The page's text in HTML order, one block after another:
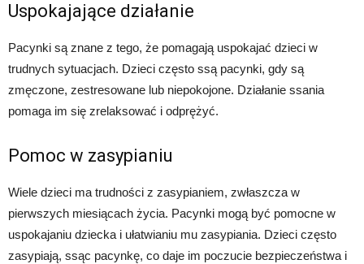
Uspokajające działanie
Pacynki są znane z tego, że pomagają uspokajać dzieci w
trudnych sytuacjach. Dzieci często ssą pacynki, gdy są
zmęczone, zestresowane lub niepokojone. Działanie ssania
pomaga im się zrelaksować i odprężyć.
Pomoc w zasypianiu
Wiele dzieci ma trudności z zasypianiem, zwłaszcza w
pierwszych miesiącach życia. Pacynki mogą być pomocne w
uspokajaniu dziecka i ułatwianiu mu zasypiania. Dzieci często
zasypiają, ssąc pacynkę, co daje im poczucie bezpieczeństwa i